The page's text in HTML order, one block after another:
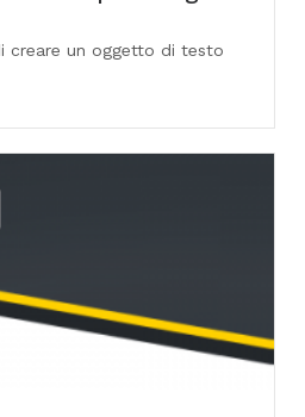
creare un oggetto di testo